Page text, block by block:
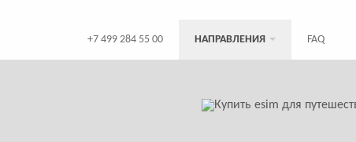
+7 499 284 55 00 НАПРАВЛЕНИЯ FAQ